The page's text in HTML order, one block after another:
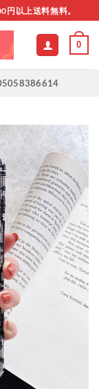
以上送料無料。
0